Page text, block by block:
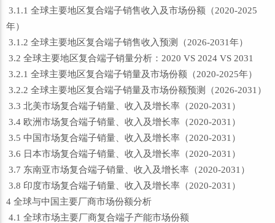
3.1.1 全球主要地区复合端子销售收入及市场份额（2020-2025
年）
3.1.2 全球主要地区复合端子销售收入预测（2026-2031年）
3.2 全球主要地区复合端子销量分析：2020 VS 2024 VS 2031
3.2.1 全球主要地区复合端子销量及市场份额（2020-2025年）
3.2.2 全球主要地区复合端子销量及市场份额预测（2026-2031）
3.3 北美市场复合端子销量、收入及增长率（2020-2031）
3.4 欧洲市场复合端子销量、收入及增长率（2020-2031）
3.5 中国市场复合端子销量、收入及增长率（2020-2031）
3.6 日本市场复合端子销量、收入及增长率（2020-2031）
3.7 东南亚市场复合端子销量、收入及增长率（2020-2031）
3.8 印度市场复合端子销量、收入及增长率（2020-2031）
4 全球与中国主要厂商市场份额分析
4.1 全球市场主要厂商复合端子产能市场份额